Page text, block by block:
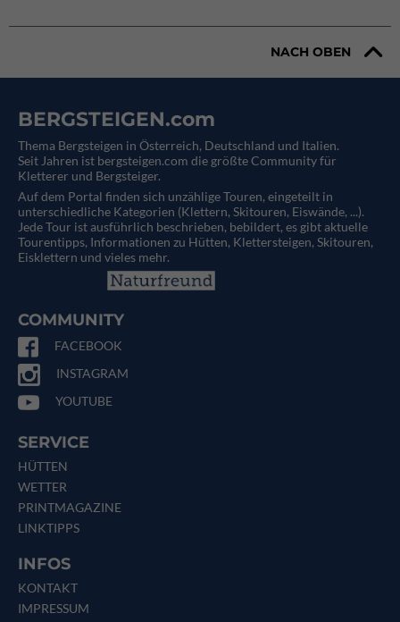
NACH OBEN
BERGSTEIGEN.com
Thema Bergsteigen in Österreich, Deutschland und Italien.
Seit Jahren ist bergsteigen.com die größte Community für
Kletterer und Bergsteiger.
Auf dem Portal finden sich unzählige Touren, eingeteilt in
unterschiedliche Kategorien (Klettern, Skitouren, Eiswände, ...).
Jede Tour ist ausführlich beschrieben, bebildert, es gibt aktuelle
Tourentipps, Informationen zu Hütten, Klettersteigen, Skitouren,
Eisklettern und vieles mehr.
COMMUNITY
FACEBOOK
INSTAGRAM
YOUTUBE
SERVICE
HÜTTEN
WETTER
PRINTMAGAZINE
LINKTIPPS
INFOS
KONTAKT
IMPRESSUM